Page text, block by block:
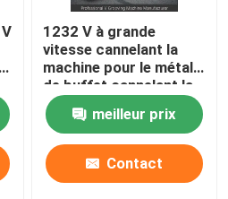
1232 V à grande
vitesse cannelant la
machine pour le métal
de buffet cannelant la
machine
meilleur prix
Contact